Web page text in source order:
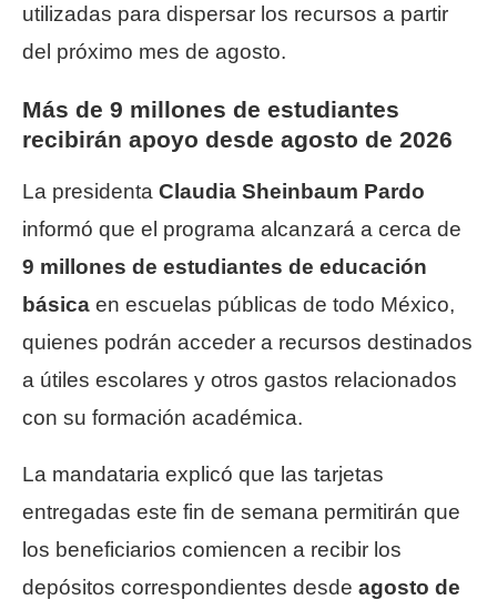
utilizadas para dispersar los recursos a partir
del próximo mes de agosto.
Más de 9 millones de estudiantes
recibirán apoyo desde agosto de 2026
La presidenta Claudia Sheinbaum Pardo
informó que el programa alcanzará a cerca de
9 millones de estudiantes de educación
básica en escuelas públicas de todo México,
quienes podrán acceder a recursos destinados
a útiles escolares y otros gastos relacionados
con su formación académica.
La mandataria explicó que las tarjetas
entregadas este fin de semana permitirán que
los beneficiarios comiencen a recibir los
depósitos correspondientes desde agosto de